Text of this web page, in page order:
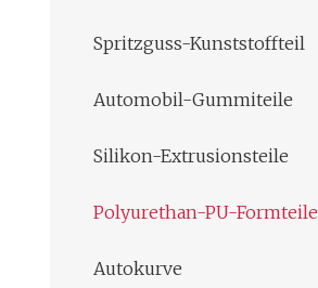
Spritzguss-Kunststoffteil
Automobil-Gummiteile
Silikon-Extrusionsteile
Polyurethan-PU-Formteile
Autokurve